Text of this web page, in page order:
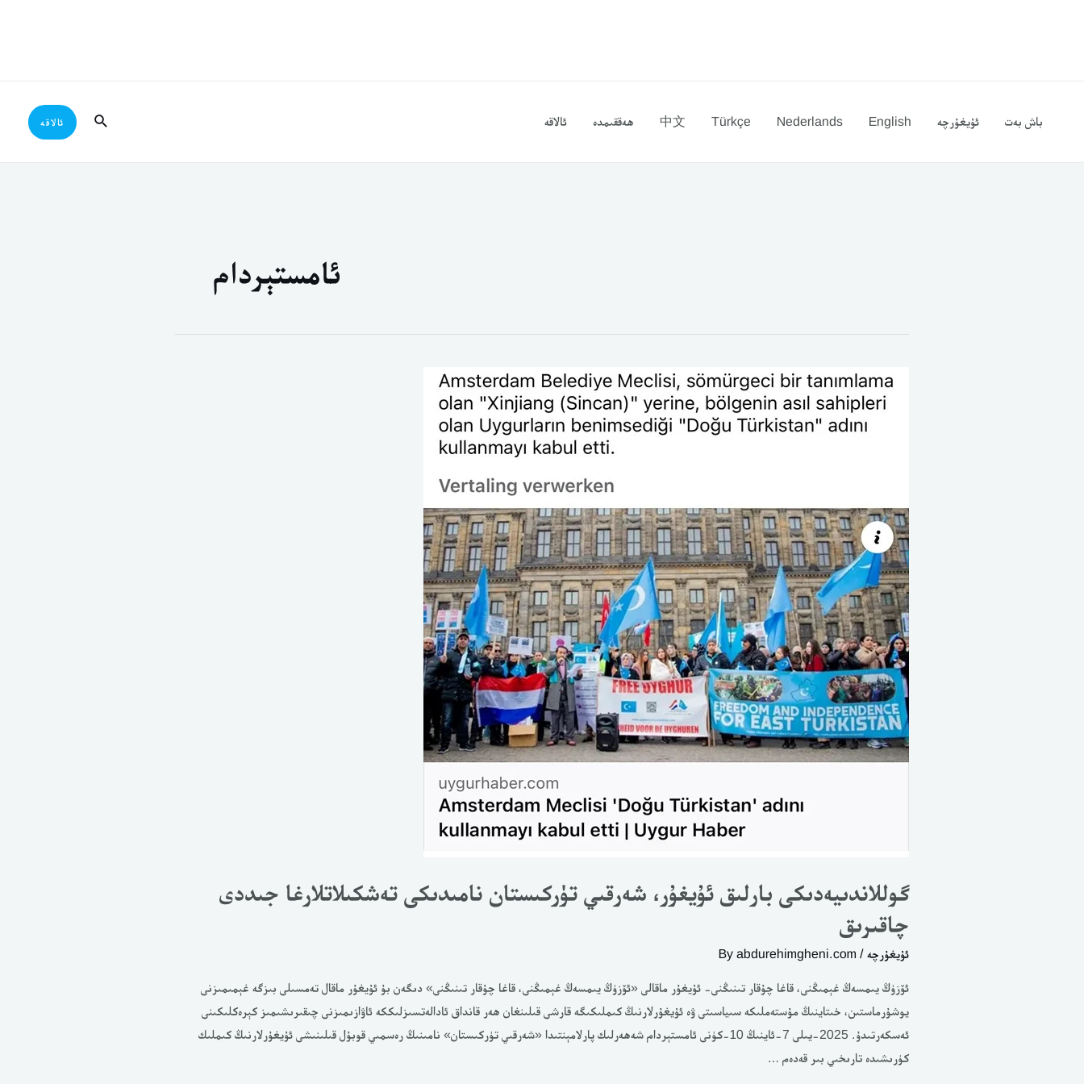
باش بەت ئۇيغۇرچە English
Nederlands
Türkçe
中文 ھەققىمدە ئالاقە Search ئالاقە
ئامستېردام
گوللاندىيەدىكى بارلىق ئۇيغۇر، شەرقىي تۈركىستان نامىدىكى تەشكىلاتلارغا جىددى
چاقىرىق
ئۇيغۇرچە / By
abdurehimgheni.com
ئۆزۈڭ يىمسەڭ غېمىڭنى، قاغا چۇقار تىنىڭنى- ئۇيغۇر ماقالى «ئۆزۈڭ يىمسەڭ غېمىڭنى، قاغا چۇقار تىنىڭنى» دىگەن بۇ ئۇيغۇر ماقال تەمسىلى بىزگە غېمىمىزنى
يوشۇرماستىن، خىتاينىڭ مۇستەملىكە سىياسىتى ۋە ئۇيغۇرلارنىڭ كىملىكىگە قارشى قىلىنغان ھەر قانداق ئادالەتسىزلىككە ئاۋازىمىزنى چىقىرىشىمىز كېرەكلىكىنى
ئەسكەرتىدۇ. 2025-يىلى 7-ئاينىڭ 10-كۈنى ئامستېردام شەھەرلىك پارلامېنتىدا «شەرقىي تۈركىستان» نامىنىڭ رەسمىي قوبۇل قىلىنىشى ئۇيغۇرلارنىڭ كىملىك
كۈرىشىدە تارىخىي بىر قەدەم …
گوللاندىيەدىكى
بارلىق
تەشكىلاتلارغا
جىددى
چاقىرىق